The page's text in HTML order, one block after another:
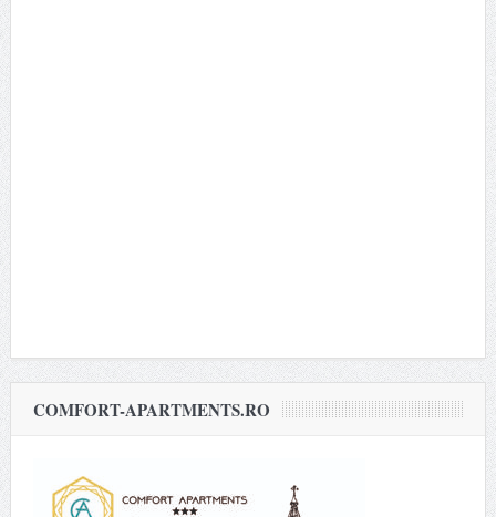
COMFORT-APARTMENTS.RO